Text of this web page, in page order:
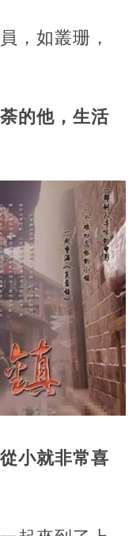
，如叢珊，
的他，生活
小就非常喜